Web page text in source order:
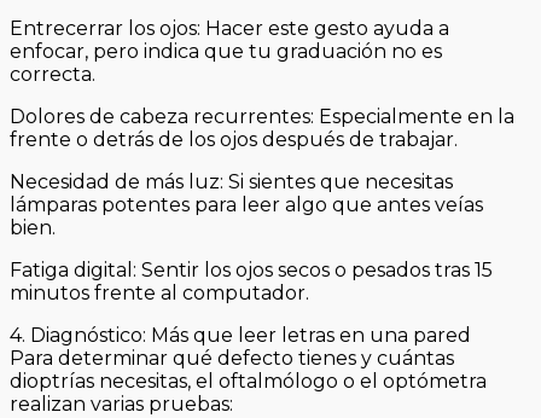
Entrecerrar los ojos: Hacer este gesto ayuda a
enfocar, pero indica que tu graduación no es
correcta.
Dolores de cabeza recurrentes: Especialmente en la
frente o detrás de los ojos después de trabajar.
Necesidad de más luz: Si sientes que necesitas
lámparas potentes para leer algo que antes veías
bien.
Fatiga digital: Sentir los ojos secos o pesados tras 15
minutos frente al computador.
4. Diagnóstico: Más que leer letras en una pared
Para determinar qué defecto tienes y cuántas
dioptrías necesitas, el oftalmólogo o el optómetra
realizan varias pruebas: